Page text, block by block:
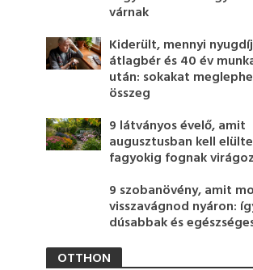
várnak
Kiderült, mennyi
átlagbér és 40 év
után: sokakat
összeg
9 látványos évelő, amit
augusztusban kell
fagyokig fognak
9 szobanövény, amit
visszavágnod nyáron:
dúsabbak és
OTTHON